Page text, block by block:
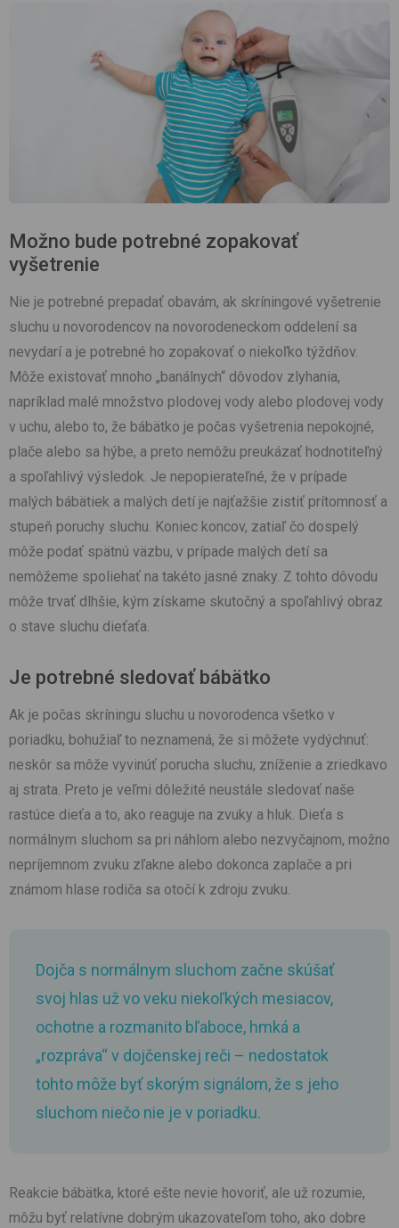
Možno bude potrebné zopakovať
vyšetrenie
Nie je potrebné prepadať obavám, ak skríningové vyšetrenie
sluchu u novorodencov na novorodeneckom oddelení sa
nevydarí a je potrebné ho zopakovať o niekoľko týždňov.
Môže existovať mnoho „banálnych“ dôvodov zlyhania,
napríklad malé množstvo plodovej vody alebo plodovej vody
v uchu, alebo to, že bábätko je počas vyšetrenia nepokojné,
plače alebo sa hýbe, a preto nemôžu preukázať hodnotiteľný
a spoľahlivý výsledok. Je nepopierateľné, že v prípade
malých bábätiek a malých detí je najťažšie zistiť prítomnosť a
stupeň poruchy sluchu. Koniec koncov, zatiaľ čo dospelý
môže podať spätnú väzbu, v prípade malých detí sa
nemôžeme spoliehať na takéto jasné znaky. Z tohto dôvodu
môže trvať dlhšie, kým získame skutočný a spoľahlivý obraz
o stave sluchu dieťaťa.
Je potrebné sledovať bábätko
Ak je počas skríningu sluchu u novorodenca všetko v
poriadku, bohužiaľ to neznamená, že si môžete vydýchnuť:
neskôr sa môže vyvinúť porucha sluchu, zníženie a zriedkavo
aj strata. Preto je veľmi dôležité neustále sledovať naše
rastúce dieťa a to, ako reaguje na zvuky a hluk. Dieťa s
normálnym sluchom sa pri náhlom alebo nezvyčajnom, možno
nepríjemnom zvuku zľakne alebo dokonca zaplače a pri
známom hlase rodiča sa otočí k zdroju zvuku.
Dojča s normálnym sluchom začne skúšať
svoj hlas už vo veku niekoľkých mesiacov,
ochotne a rozmanito bľaboce, hmká a
„rozpráva“ v dojčenskej reči – nedostatok
tohto môže byť skorým signálom, že s jeho
sluchom niečo nie je v poriadku.
Reakcie bábätka, ktoré ešte nevie hovoriť, ale už rozumie,
môžu byť relatívne dobrým ukazovateľom toho, ako dobre